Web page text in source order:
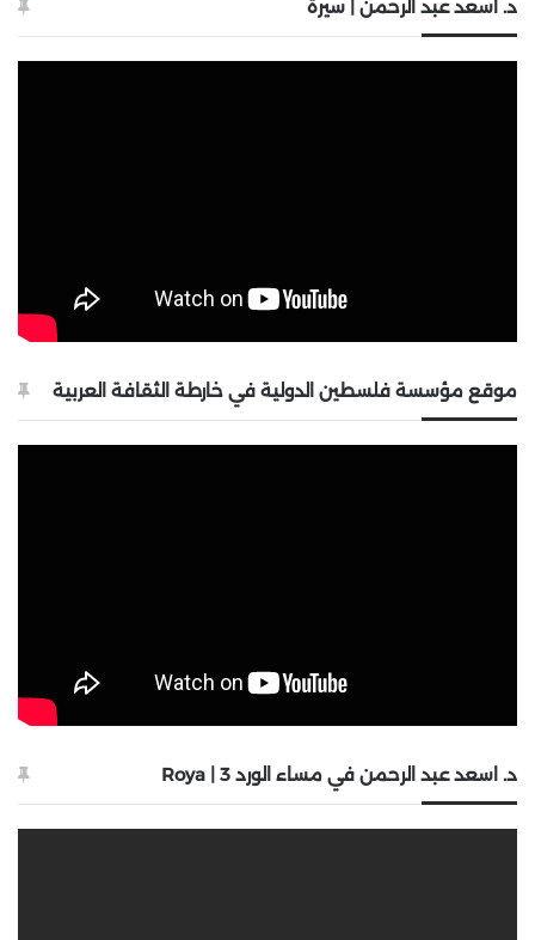
د. أسعد عبد الرحمن | سيرة
موقع مؤسسة فلسطين الدولية في خارطة الثقافة العربية
د. اسعد عبد الرحمن في مساء الورد 3 | Roya